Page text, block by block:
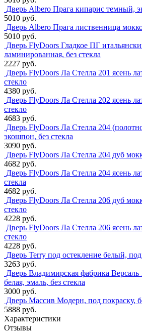
Дверь Albero Прага кипарис темный,
5010 руб.
Дверь Albero Прага лиственница
5010 руб.
Дверь FlyDoors Гладкое ПГ
ламинированная, без стекла
2227 руб.
Дверь FlyDoors Ла Стелла 201 ясень
стекло
4380 руб.
Дверь FlyDoors Ла Стелла 202 ясень
стекло
4683 руб.
Дверь FlyDoors Ла Стелла 204
экошпон, без стекла
3090 руб.
Дверь FlyDoors Ла Стелла 204 дуб
4682 руб.
Дверь FlyDoors Ла Стелла 204 ясень
стекла
4682 руб.
Дверь FlyDoors Ла Стелла 206 дуб
стекло
4228 руб.
Дверь FlyDoors Ла Стелла 206 ясень
стекло
4228 руб.
Дверь Terry под остекление белый, под
3263 руб.
Дверь Владимирская фабрика
белая, эмаль, без стекла
3000 руб.
Дверь Массив Модерн, под покраску,
5888 руб.
Характеристики
Отзывы